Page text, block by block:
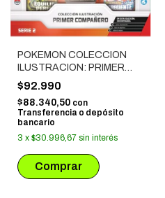
POKEMON COLECCION
ILUSTRACION: PRIMER
COMPAÑERO SERIE 2
$92.990
$88.340,50 con
Transferencia o depósito
bancario
3 x $30.996,67 sin interés